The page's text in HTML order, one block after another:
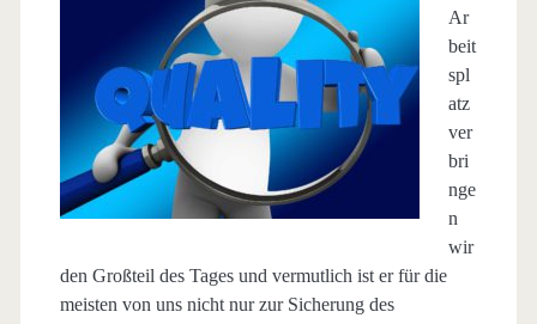
Ar
beit
spl
atz
ver
bri
nge
n
wir
den Großteil des Tages und vermutlich ist er für die
meisten von uns nicht nur zur Sicherung des